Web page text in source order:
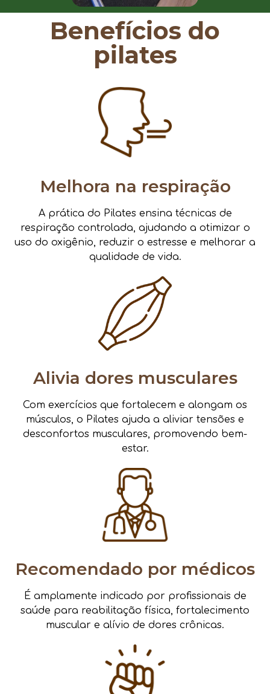
Benefícios do
pilates
Melhora na respiração
A prática do Pilates ensina técnicas de
respiração controlada, ajudando a otimizar o
uso do oxigênio, reduzir o estresse e melhorar a
qualidade de vida.
Alivia dores musculares
Com exercícios que fortalecem e alongam os
músculos, o Pilates ajuda a aliviar tensões e
desconfortos musculares, promovendo bem-
estar.
Recomendado por médicos
É amplamente indicado por profissionais de
saúde para reabilitação física, fortalecimento
muscular e alívio de dores crônicas.